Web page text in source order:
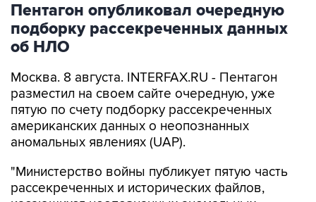
Пентагон опубликовал очередную
подборку рассекреченных данных
об НЛО
Москва. 8 августа. INTERFAX.RU - Пентагон
разместил на своем сайте очередную, уже
пятую по счету подборку рассекреченных
американских данных о неопознанных
аномальных явлениях (UAP).
"Министерство войны публикует пятую часть
рассекреченных и исторических файлов,